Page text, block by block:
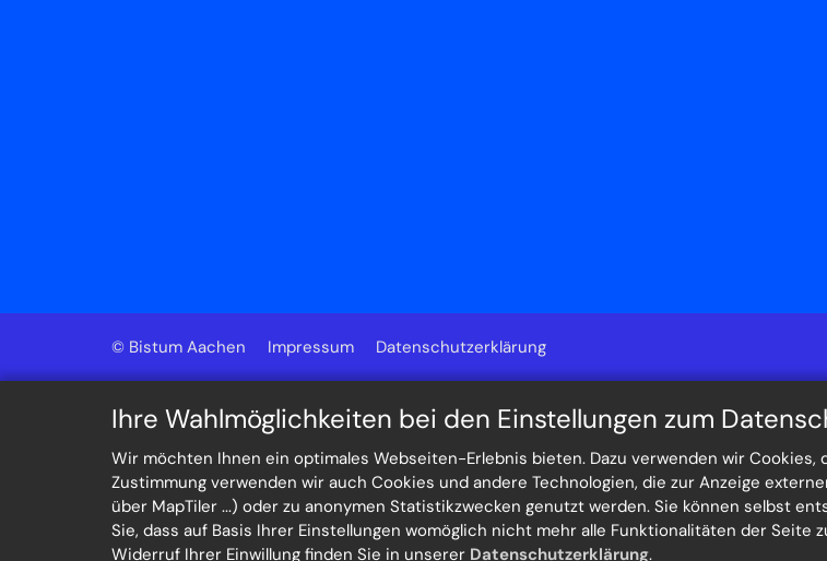
Ihre Wahlmöglichkeiten bei den Einstellungen zum
Wir möchten Ihnen ein optimales Webseiten-Erlebnis bieten. Dazu verwenden wir
Zustimmung verwenden wir auch Cookies und andere Technologien, die zur Anzeige
über MapTiler ...) oder zu anonymen Statistikzwecken genutzt werden. Sie können selbst
Sie, dass auf Basis Ihrer Einstellungen womöglich nicht mehr alle Funktionalitäten der
Widerruf Ihrer Einwillung finden Sie in unserer Datenschutzerklärung.
© Bistum Aachen Impressum Datenschutzerklärung